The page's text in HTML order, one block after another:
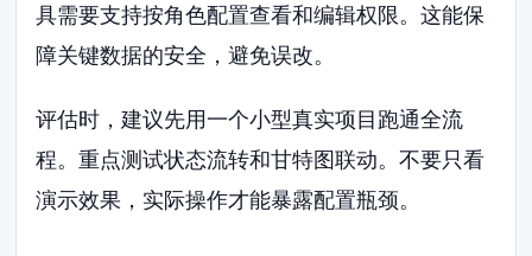
具需要支持按角色配置查看和编辑权限。这能保
障关键数据的安全，避免误改。
评估时，建议先用一个小型真实项目跑通全流
程。重点测试状态流转和甘特图联动。不要只看
演示效果，实际操作才能暴露配置瓶颈。